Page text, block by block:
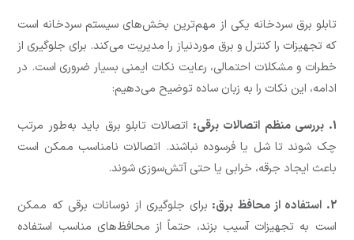
تابلو برق سردخانه یکی از مهم‌ترین بخش‌های سیستم سردخانه است
که تجهیزات را کنترل و برق موردنیاز را مدیریت می‌کند. برای جلوگیری از
خطرات و مشکلات احتمالی، رعایت نکات ایمنی بسیار ضروری است. در
ادامه، این نکات را به زبان ساده توضیح می‌دهیم:
1. بررسی منظم اتصالات برقی:
اتصالات تابلو برق باید به‌طور مرتب
چک شوند تا شل یا فرسوده نباشند. اتصالات نامناسب ممکن است
باعث ایجاد جرقه، خرابی یا حتی آتش‌سوزی شوند.
2. استفاده از محافظ برق:
برای جلوگیری از نوسانات برقی که ممکن
است به تجهیزات آسیب بزند، حتماً از محافظ‌های مناسب استفاده